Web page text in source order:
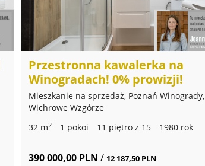
Przestronna kawalerka na
Winogradach! 0% prowizji!
Mieszkanie na sprzedaż, Poznań Winogrady,
Wichrowe Wzgórze
32 m2 1 pokoi 11 piętro z 15 1980 rok
390 000,00 PLN / 12 187,50 PLN